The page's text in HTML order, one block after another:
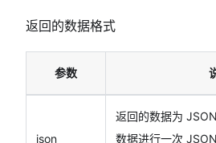
返回的数据格式
参数
json
返回的数据为
数据进行一次